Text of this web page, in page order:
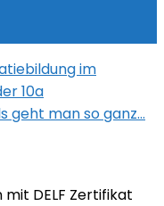
im
10a
geht man so ganz…